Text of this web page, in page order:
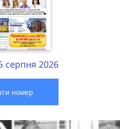
серпня 2026
номер